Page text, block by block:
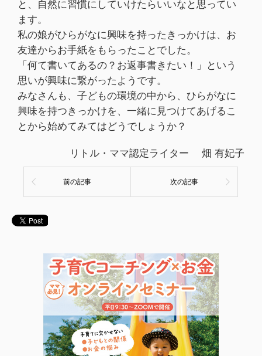
と、自然に習慣にしていけたらいいなと思ってい
ます。
私の娘がひらがなに興味を持ったきっかけは、お
友達からお手紙をもらったことでした。
「何て書いてあるの？お返事書きたい！」という
思いが興味に繋がったようです。
みなさんも、子どもの環境の中から、ひらがなに
興味を持つきっかけを、一緒に見つけてあげるこ
とから始めてみてはどうでしょうか？
リトル・ママ認定ライター 畑 有妃子
前の記事 次の記事